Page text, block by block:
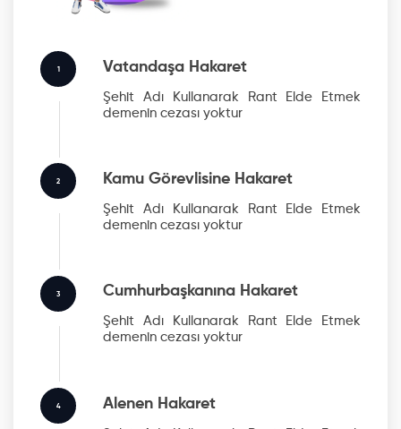
1 Vatandaşa Hakaret
Şehit Adı Kullanarak Rant Elde Etmek
demenin cezası yoktur
2 Kamu Görevlisine Hakaret
Şehit Adı Kullanarak Rant Elde Etmek
demenin cezası yoktur
3 Cumhurbaşkanına Hakaret
Şehit Adı Kullanarak Rant Elde Etmek
demenin cezası yoktur
4 Alenen Hakaret